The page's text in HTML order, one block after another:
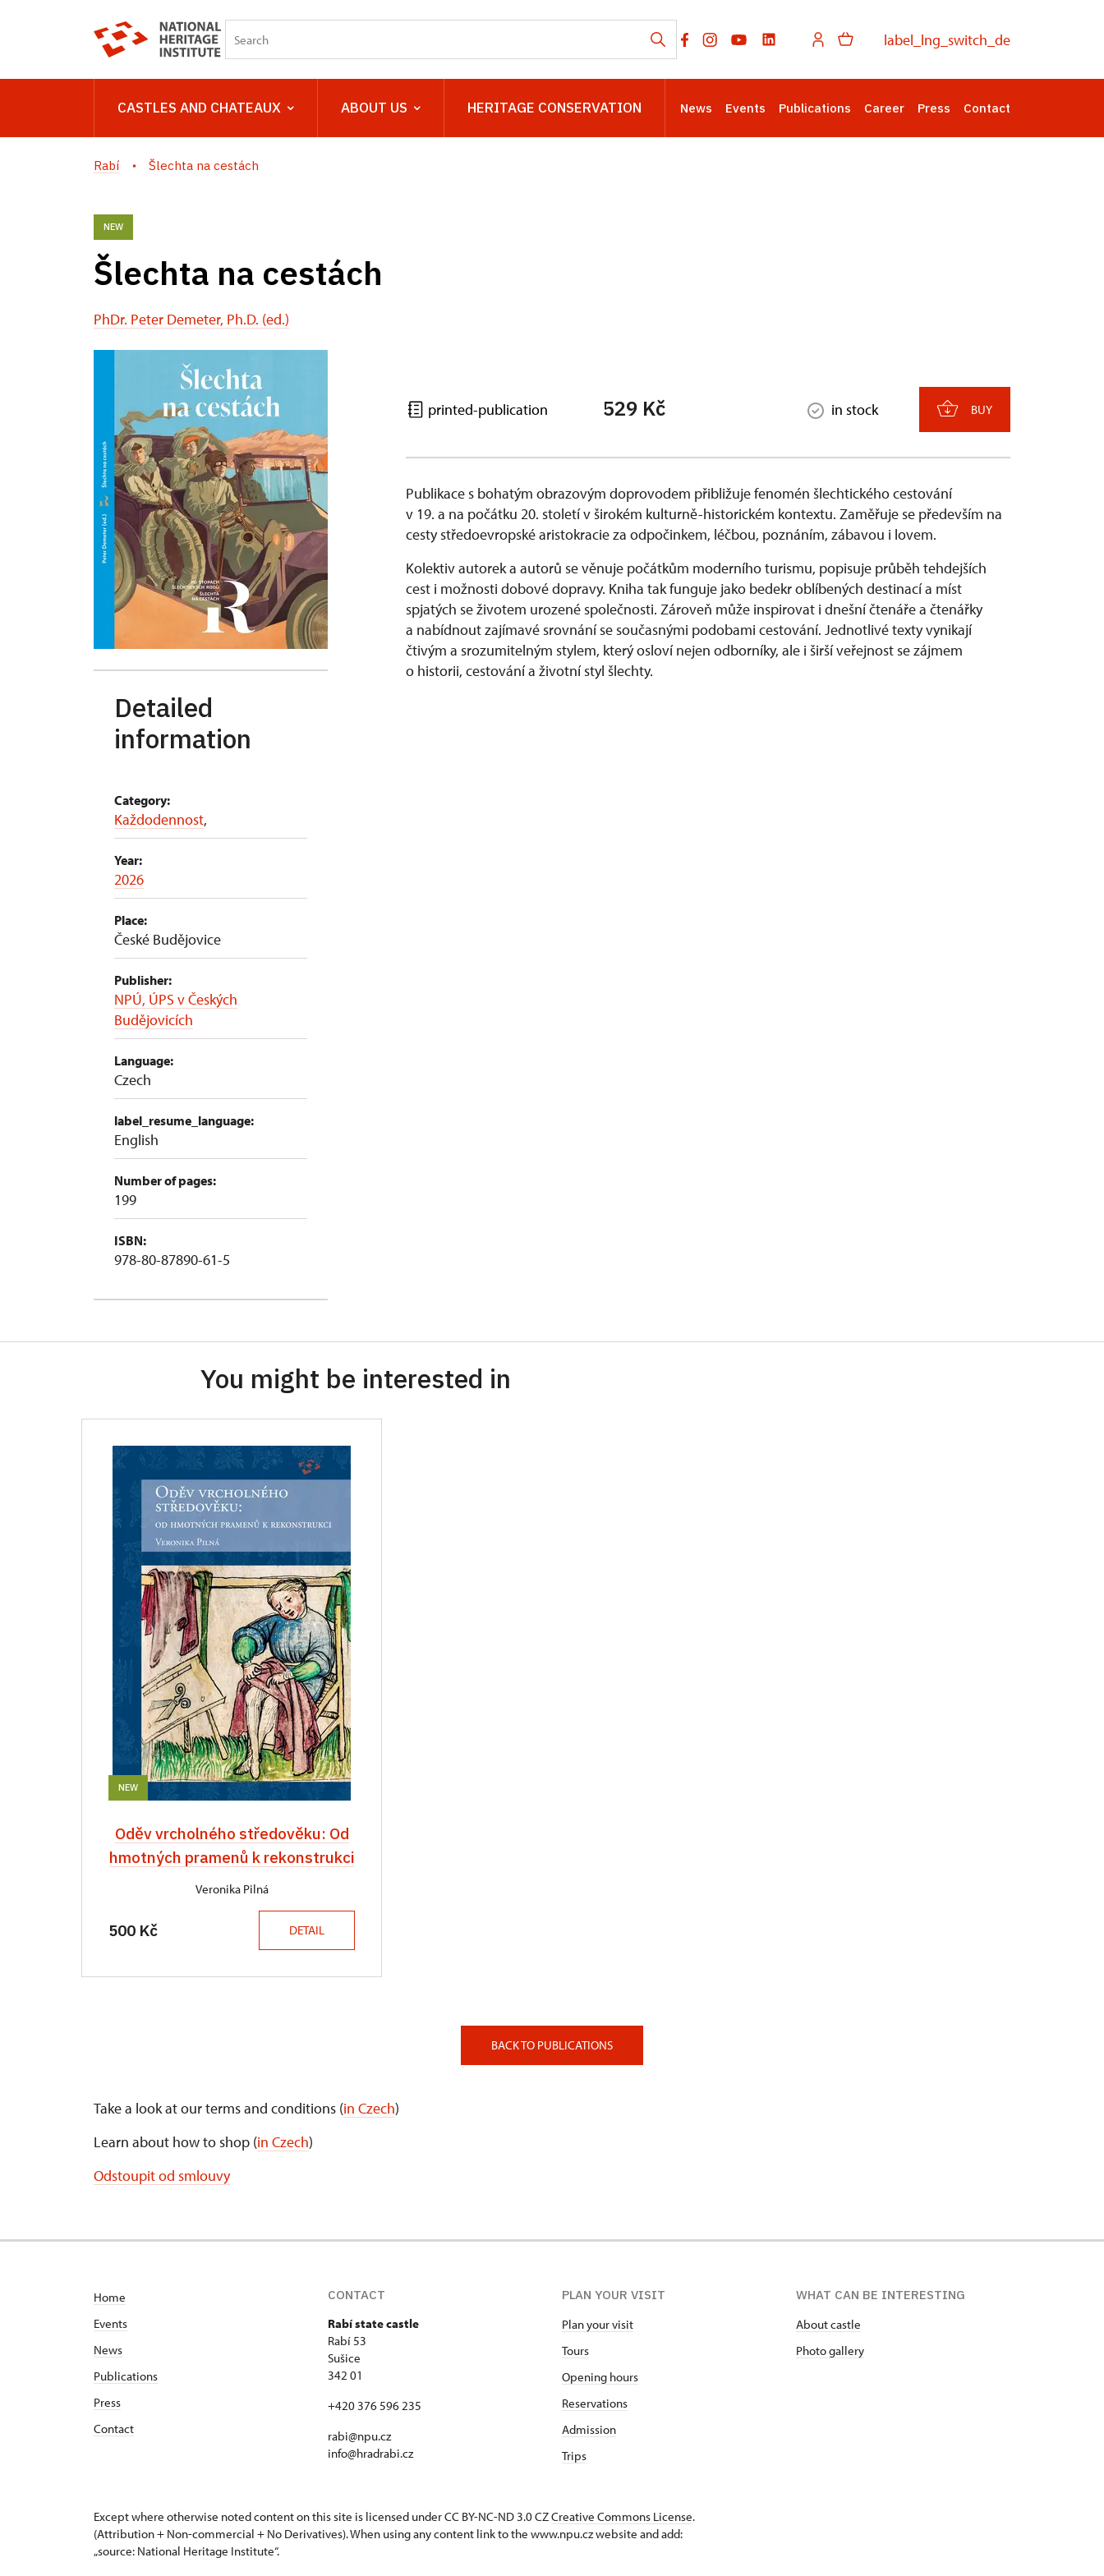
label_lng_switch_de
CASTLES AND CHATEAUX ABOUT US HERITAGE CONSERVATION News Events Publications Career Press Contact
Rabí Šlechta na cestách
NEW
Šlechta na cestách
PhDr. Peter Demeter, Ph.D. (ed.)
Detailed
information
Category:
Každodennost,
Year:
2026
Place:
České Budějovice
Publisher:
NPÚ, ÚPS v Českých
Budějovicích
Language:
Czech
label_resume_language:
English
Number of pages:
199
ISBN:
978-80-87890-61-5
printed-publication 529 Kč in stock BUY
Publikace s bohatým obrazovým doprovodem přibližuje fenomén šlechtického cestování
v 19. a na počátku 20. století v širokém kulturně-historickém kontextu. Zaměřuje se především na
cesty středoevropské aristokracie za odpočinkem, léčbou, poznáním, zábavou i lovem.
Kolektiv autorek a autorů se věnuje počátkům moderního turismu, popisuje průběh tehdejších
cest i možnosti dobové dopravy. Kniha tak funguje jako bedekr oblíbených destinací a míst
spjatých se životem urozené společnosti. Zároveň může inspirovat i dnešní čtenáře a čtenářky
a nabídnout zajímavé srovnání se současnými podobami cestování. Jednotlivé texty vynikají
čtivým a srozumitelným stylem, který osloví nejen odborníky, ale i širší veřejnost se zájmem
o historii, cestování a životní styl šlechty.
You might be interested in
NEW
Oděv vrcholného středověku: Od
hmotných pramenů k rekonstrukci
Veronika Pilná
500 Kč DETAIL
BACK TO PUBLICATIONS
Take a look at our terms and conditions (in Czech)
Learn about how to shop (in Czech)
Odstoupit od smlouvy
Home
Events
News
Publications
Press
Contact
CONTACT
Rabí state castle
Rabí 53
Sušice
342 01
+420 376 596 235
rabi@npu.cz
info@hradrabi.cz
PLAN YOUR VISIT
Plan your visit
Tours
Opening hours
Reservations
Admission
Trips
WHAT CAN BE INTERESTING
About castle
Photo gallery
Except where otherwise noted content on this site is licensed under CC BY-NC-ND 3.0 CZCreative Commons License.
(Attribution + Non-commercial + No Derivatives). When using any content link to the www.npu.cz website and add:
„source: National Heritage Institute“.